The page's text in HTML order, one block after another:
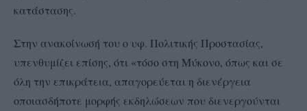
κατάστασης.
Στην ανακοίνωσή του ο υφ. Πολιτικής Προστασίας,
υπενθυμίζει επίσης, ότι «τόσο στη Μύκονο, όπως και σε
όλη την επικράτεια, απαγορεύεται η διενέργεια
οποιασδήποτε μορφής εκδηλώσεων που διενεργούνται